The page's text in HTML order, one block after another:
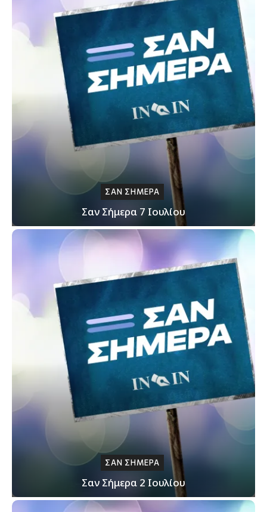
ΣΑΝ ΣΗΜΕΡΑ
Σαν Σήμερα 7 Ιουλίου
ΣΑΝ ΣΗΜΕΡΑ
Σαν Σήμερα 2 Ιουλίου